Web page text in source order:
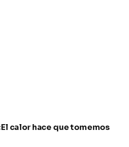
calor hace que tomemos